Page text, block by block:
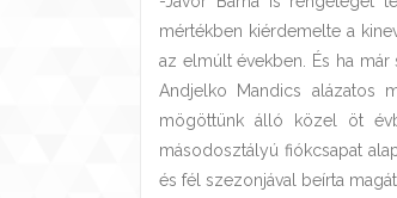
mértékben kiérdemelte a
az elmúlt években. És ha
Andjelko Mandics alázatos
mögöttünk álló közel öt
másodosztályú fiókcsapat
és fél szezonjával beírta